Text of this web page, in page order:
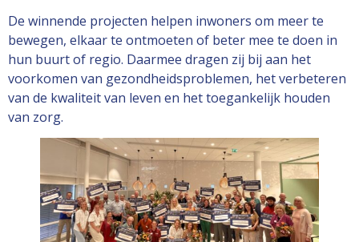
De winnende projecten helpen inwoners om meer te
bewegen, elkaar te ontmoeten of beter mee te doen in
hun buurt of regio. Daarmee dragen zij bij aan het
voorkomen van gezondheidsproblemen, het verbeteren
van de kwaliteit van leven en het toegankelijk houden
van zorg.